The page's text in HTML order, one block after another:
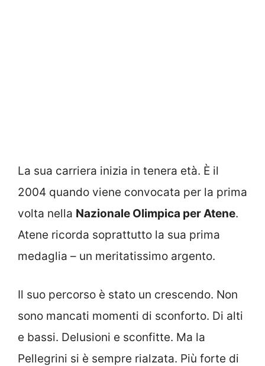
La sua carriera inizia in tenera età. È il
2004 quando viene convocata per la prima
volta nella Nazionale Olimpica per Atene.
Atene ricorda soprattutto la sua prima
medaglia – un meritatissimo argento.
Il suo percorso è stato un crescendo. Non
sono mancati momenti di sconforto. Di alti
e bassi. Delusioni e sconfitte. Ma la
Pellegrini si è sempre rialzata. Più forte di